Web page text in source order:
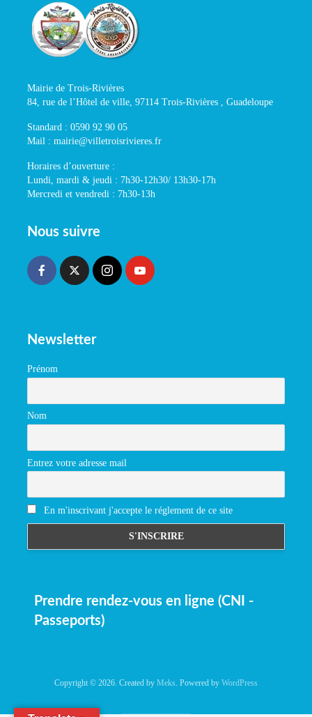
Mairie de Trois-Rivières
84, rue de l’Hôtel de ville, 97114 Trois-Rivières , Guadeloupe
Standard : 0590 92 90 05
Mail : mairie@villetroisrivieres.fr
Horaires d’ouverture :
Lundi, mardi & jeudi : 7h30-12h30/ 13h30-17h
Mercredi et vendredi : 7h30-13h
Nous suivre
Newsletter
Prénom
Nom
Entrez votre adresse mail
En m'inscrivant j'accepte le réglement de ce site
Prendre rendez-vous en ligne (CNI -
Passeports)
Copyright © 2026. Created by Meks . Powered by WordPress